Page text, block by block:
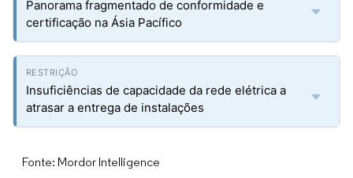
Panorama fragmentado de conformidade e
certificação na Ásia Pacífico
Insuficiências de capacidade da rede elétrica a
atrasar a entrega de instalações
Fonte: Mordor Intelligence